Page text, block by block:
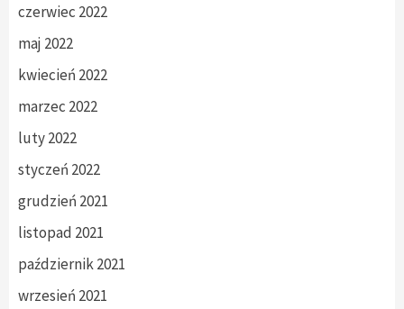
czerwiec 2022
maj 2022
kwiecień 2022
marzec 2022
luty 2022
styczeń 2022
grudzień 2021
listopad 2021
październik 2021
wrzesień 2021